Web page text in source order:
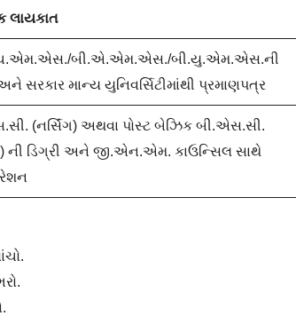
લાયકાત
બી.એ.એમ.એસ./બી.યુ.એમ.એસ.ની
સરકાર માન્ય યુનિવર્સિટીમાંથી પ્રમાણપત્ર
(નર્સિંગ) અથવા પોસ્ટ બેઝિક બી.એસ.સી.
ની ડિગ્રી અને જી.એન.એમ. કાઉન્સિલ સાથે